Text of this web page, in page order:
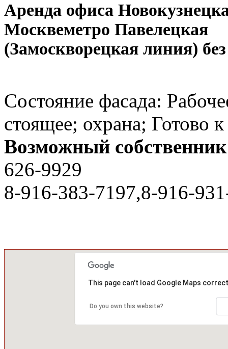
Аренда офиса
Москвеметро Павелецкая
(Замоскворецкая линия)
Состояние фасада:
стоящее; охрана; Готово
Возможный
626-9929
8-916-383-7197,8-916-